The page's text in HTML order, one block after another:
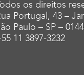
Todos os direitos
Portugal, 43 –
Paulo – SP –
11 3897-3232